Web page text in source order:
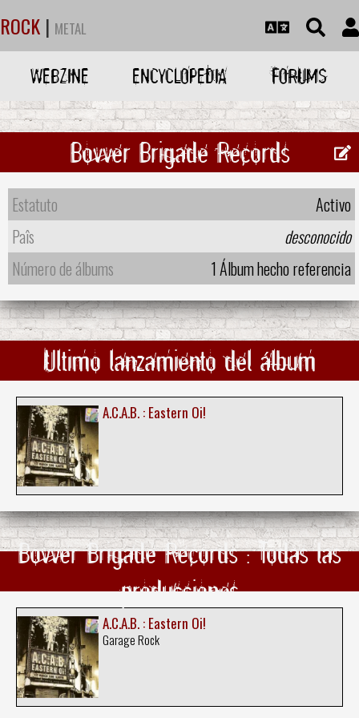
ROCK | METAL
WEBZINE ENCYCLOPEDIA FORUMS
Bovver Brigade Records
Estatuto
Activo
Paîs
desconocido
Número de álbums
1 Álbum hecho referencia
Ultimo lanzamiento del álbum
A.C.A.B. : Eastern Oi!
Bovver Brigade Records : Todas las
producciones
A.C.A.B. : Eastern Oi!
Garage Rock